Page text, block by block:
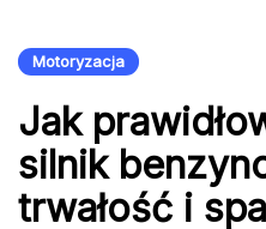
Motoryzacja
Jak
silnik
trwałość i